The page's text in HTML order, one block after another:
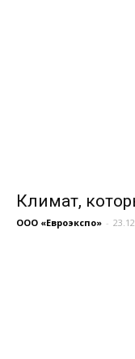
Климат,
ООО «Евроэкспо» -